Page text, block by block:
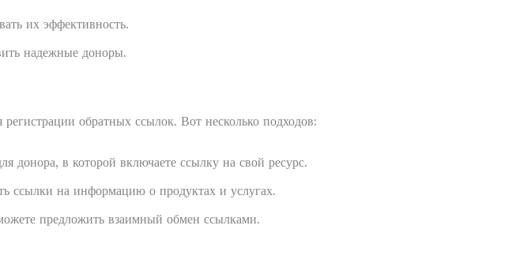
их эффективность.
надежные доноры.
обратных ссылок. Вот несколько подходов:
донора, в которой включаете ссылку на свой ресурс.
ссылки на информацию о продуктах и услугах.
предложить взаимный обмен ссылками.